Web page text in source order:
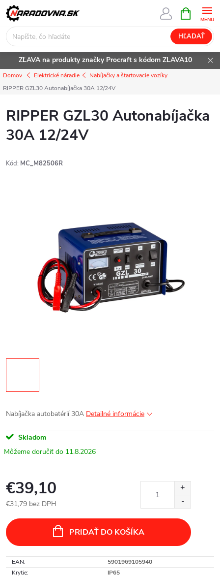
Prejsť
na
obsah
HĽADAŤ
KOŠÍK
ZĽAVA na produkty značky Procraft s kódom ZLAVA10
Domov Elektrické náradie
Nabíjačky a štartovacie vozíky
RIPPER GZL30 Autonabíjačka 30A 12/24V
RIPPER GZL30 Autonabíjačka
30A 12/24V
Kód: MC_M82506R
Nabíjačka autobatérií 30A Detailné informácie
Skladom
11.8.2026
€39,10
€31,79 bez DPH
cena:
PRIDAŤ DO KOŠÍKA
EAN:
5901969105940
Krytie:
IP65